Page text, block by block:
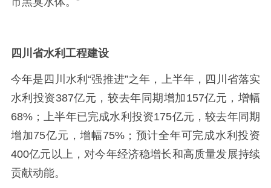
四川省水利工程建设
今年是四川水利“强推进”之年，上半年，四川省落实
水利投资387亿元，较去年同期增加 157亿元，增幅
68%；上半年已完成水利投资175亿元，较去年同期
增加75亿元，增幅75%；预计全年可完成水利投资
400亿元以上，对今年经济稳增长和高质量发展持续
贡献动能。